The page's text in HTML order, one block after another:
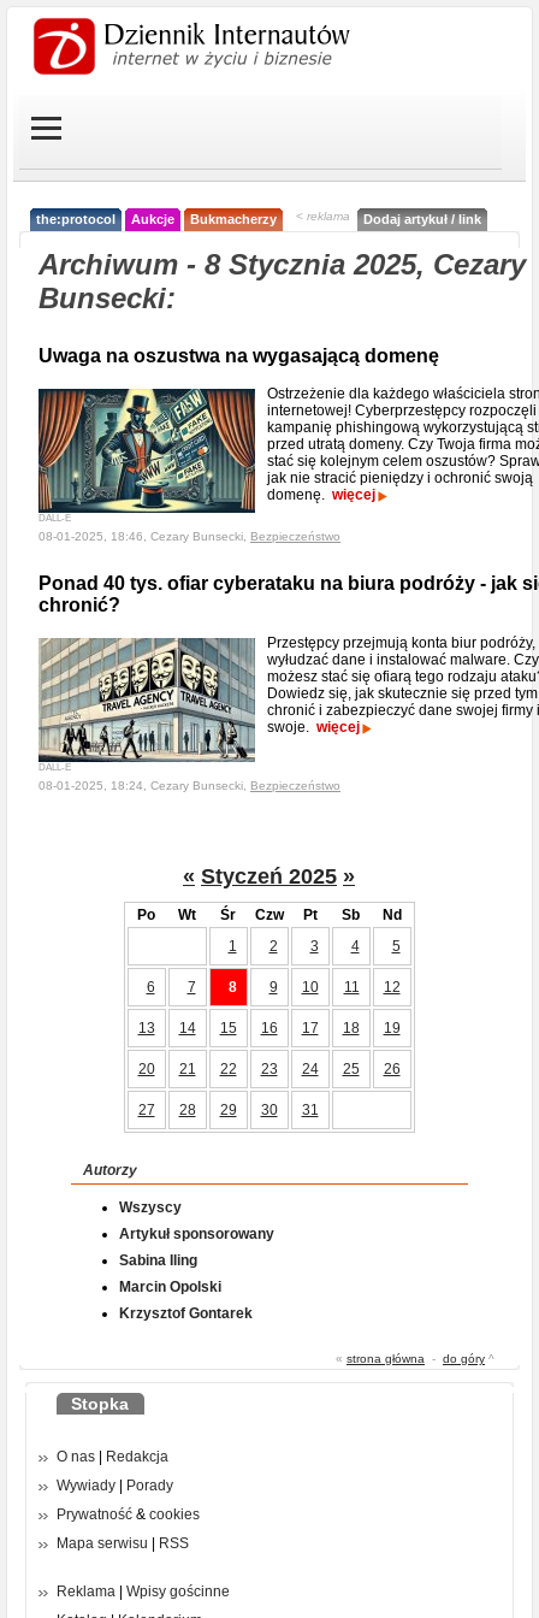
the:protocol Aukcje Bukmacherzy < reklama Dodaj artykuł / link
Archiwum - 8 Stycznia 2025, Cezary
Bunsecki:
Uwaga na oszustwa na wygasającą domenę
DALL-E
Ostrzeżenie dla każdego właściciela
internetowej! Cyberprzestępcy
kampanię phishingową wykorzystującą
przed utratą domeny. Czy Twoja firma
stać się kolejnym celem oszustów?
jak nie stracić pieniędzy i ochronić swoją
domenę. więcej
08-01-2025, 18:46, Cezary Bunsecki, Bezpieczeństwo
Ponad 40 tys. ofiar cyberataku na biura podróży - jak
chronić?
DALL-E
Przestępcy przejmują konta biur podróży,
wyłudzać dane i instalować malware. Czy
możesz stać się ofiarą tego rodzaju
Dowiedz się, jak skutecznie się przed tym
chronić i zabezpieczyć dane swojej firmy i
swoje. więcej
08-01-2025, 18:24, Cezary Bunsecki, Bezpieczeństwo
« Styczeń 2025 »
Po Wt Śr Czw Pt Sb
Nd
1
2 3 4 5
6 7 8 9 10 11 12
13 14 15 16 17 18 19
20 21 22 23 24 25 26
27 28 29 30 31
Autorzy
Wszyscy
Artykuł sponsorowany
Sabina Iling
Marcin Opolski
Krzysztof Gontarek
« strona główna - do góry ^
Stopka
O nas
Redakcja
Wywiady
Porady
Prywatność & cookies
Mapa serwisu
RSS
Reklama
Wpisy gościnne